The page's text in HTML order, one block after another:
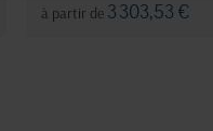
à partir de 3 303,53 €